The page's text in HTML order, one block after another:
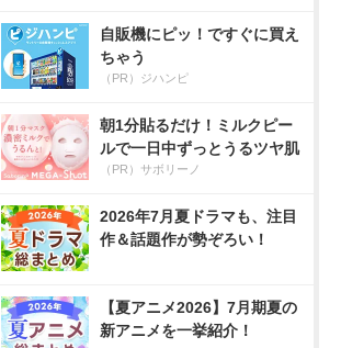
自販機にピッ！ですぐに買え
ちゃう
（PR）ジハンピ
朝1分貼るだけ！ミルクピー
ルで一日中ずっとうるツヤ肌
（PR）サボリーノ
2026年7月夏ドラマも、注目
作＆話題作が勢ぞろい！
【夏アニメ2026】7月期夏の
新アニメを一挙紹介！